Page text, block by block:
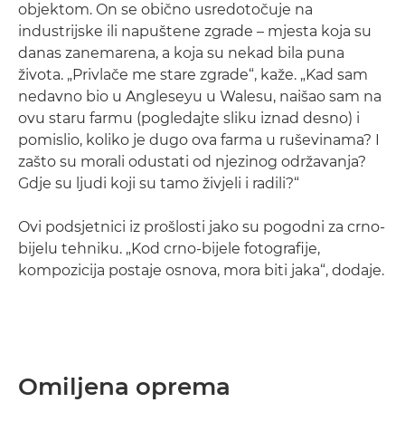
objektom. On se obično usredotočuje na
industrijske ili napuštene zgrade – mjesta koja su
danas zanemarena, a koja su nekad bila puna
života. „Privlače me stare zgrade“, kaže. „Kad sam
nedavno bio u Angleseyu u Walesu, naišao sam na
ovu staru farmu (pogledajte sliku iznad desno) i
pomislio, koliko je dugo ova farma u ruševinama? I
zašto su morali odustati od njezinog održavanja?
Gdje su ljudi koji su tamo živjeli i radili?“
Ovi podsjetnici iz prošlosti jako su pogodni za crno-
bijelu tehniku. „Kod crno-bijele fotografije,
kompozicija postaje osnova, mora biti jaka“, dodaje.
Omiljena oprema